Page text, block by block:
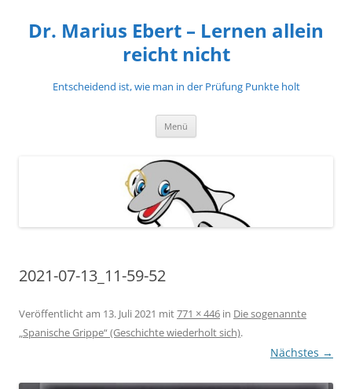
springen
Dr. Marius Ebert – Lernen allein
reicht nicht
Entscheidend ist, wie man in der Prüfung Punkte holt
Menü
2021-07-13_11-59-52
Veröffentlicht am 13. Juli 2021 mit771 × 446 in Die sogenannte
„Spanische Grippe“ (Geschichte wiederholt sich).
Nächstes →